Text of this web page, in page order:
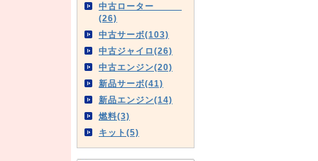
中古ローター
(26)
中古サーボ(103)
中古ジャイロ(26)
中古エンジン(20)
新品サーボ(41)
新品エンジン(14)
燃料(3)
キット(5)